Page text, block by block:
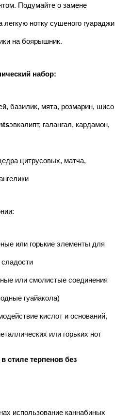
Подумайте о замене
легкую нотку сушеного гуараджи
на боярышник.
набор:
базилик, мята, розмарин, шисо
эвкалипт, галангал, кардамон,
цитрусовых, матча,
или горькие элементы для
или смолистые соединения
гуайакола)
кислот и оснований,
или горьких нот
стиле терпенов без
использование каннабиных